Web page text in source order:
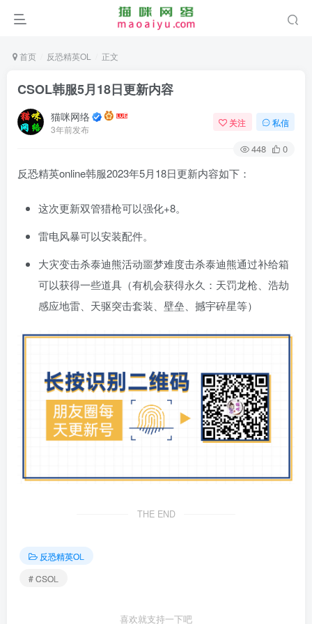
首页 反恐精英OL 正文
CSOL韩服5月18日更新内容
猫咪网络
3年前发布
关注 私信
448 0
反恐精英online韩服2023年5月18日更新内容如下：
这次更新双管猎枪可以强化+8。
雷电风暴可以安装配件。
大灾变击杀泰迪熊活动噩梦难度击杀泰迪熊通过补给箱
可以获得一些道具（有机会获得永久：天罚龙枪、浩劫
感应地雷、天驱突击套装、壁垒、撼宇碎星等）
THE END
反恐精英OL
# CSOL
喜欢就支持一下吧